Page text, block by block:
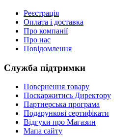
Реєстрація
Оплата і доставка
Про компанії
Про нас
Повідомлення
Служба підтримки
Повернення товару
Поскаржитись Директору
Партнерська програма
Подарункові сертифікати
Відгуки про Магазин
Мапа сайту